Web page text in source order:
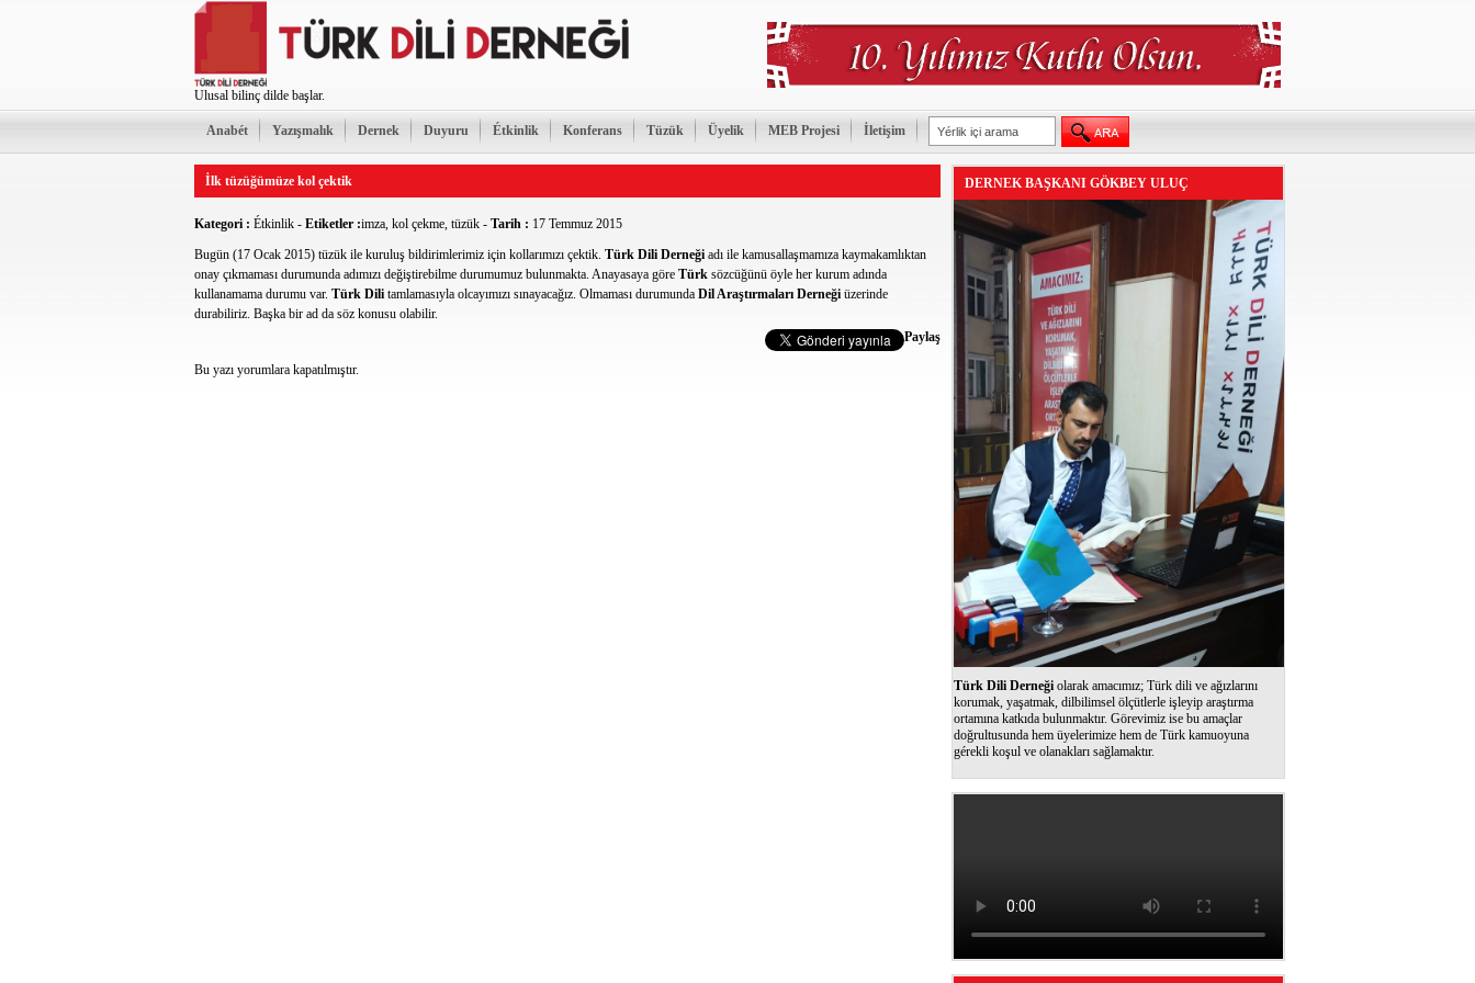
Ulusal bilinç dilde başlar.
Anabét Yazışmalık Dernek Duyuru Étkinlik Konferans Tüzük Üyelik MEB Projesi İletişim
İlk tüzüğümüze kol çektik
Kategori : Étkinlik - Etiketler :imza, kol çekme, tüzük - Tarih : 17 Temmuz 2015
Bugün (17 Ocak 2015) tüzük ile kuruluş bildirimlerimiz için kollarımızı çektik. Türk Dili Derneği adı ile kamusallaşmamıza kaymakamlıktan
onay çıkmaması durumunda adımızı değiştirebilme durumumuz bulunmakta. Anayasaya göre Türk sözcüğünü öyle her kurum adında
kullanamama durumu var. Türk Dili tamlamasıyla olcayımızı sınayacağız. Olmaması durumunda Dil Araştırmaları Derneği üzerinde
durabiliriz. Başka bir ad da söz konusu olabilir.
Paylaş
Bu yazı yorumlara kapatılmıştır.
DERNEK BAŞKANI GÖKBEY ULUÇ
Türk Dili Derneği olarak amacımız; Türk dili ve ağızlarını
korumak, yaşatmak, dilbilimsel ölçütlerle işleyip araştırma
ortamına katkıda bulunmaktır. Görevimiz ise bu amaçlar
doğrultusunda hem üyelerimize hem de Türk kamuoyuna
gérekli koşul ve olanakları sağlamaktır.